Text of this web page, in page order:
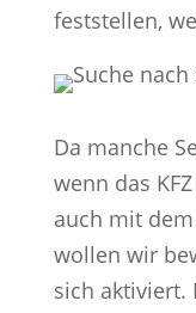
feststellen,
Da manche
wenn das
auch mit
wollen wir
sich aktiviert.